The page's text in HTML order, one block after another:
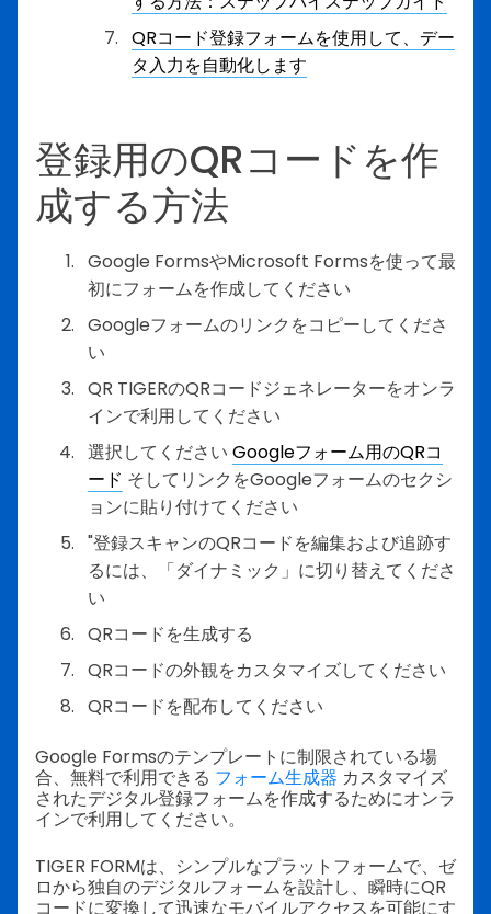
QRコード登録フォームを使用して、デー
タ入力を自動化します
登録用のQRコードを作
成する方法
Google FormsやMicrosoft Formsを使って最
初にフォームを作成してください
Googleフォームのリンクをコピーしてくださ
い
QR TIGERのQRコードジェネレーターをオンラ
インで利用してください
選択してください Googleフォーム用のQRコ
ード そしてリンクをGoogleフォームのセクシ
ョンに貼り付けてください
"登録スキャンのQRコードを編集および追跡す
るには、「ダイナミック」に切り替えてくださ
い
QRコードを生成する
QRコードの外観をカスタマイズしてください
QRコードを配布してください
Google Formsのテンプレートに制限されている場
合、無料で利用できる フォーム生成器 カスタマイズ
されたデジタル登録フォームを作成するためにオンラ
インで利用してください。
TIGER FORMは、シンプルなプラットフォームで、ゼ
ロから独自のデジタルフォームを設計し、瞬時にQR
コードに変換して迅速なモバイルアクセスを可能にす